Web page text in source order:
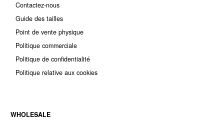
Contactez-nous
Guide des tailles
Point de vente physique
Politique commerciale
Politique de confidentialité
Politique relative aux cookies
WHOLESALE